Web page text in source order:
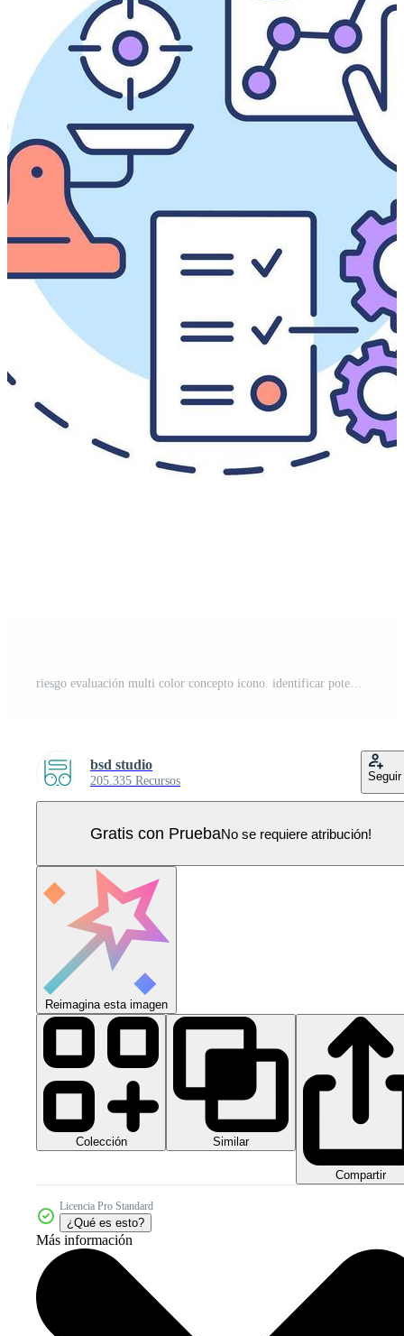
riesgo evaluación multi color concepto icono. identificar potencial impacto de evento. peligro administración proceso. redondo forma línea ilustración. resumen idea. gráfico diseño. fácil a utilizar en presentación Vector Pro
bsd studio
205.335 Recursos Seguir
Gratis con PruebaNo se requiere atribución!
Reimagina esta imagen
Colección Similar
Compartir
Licencia Pro Standard
¿Qué es esto?
Más información